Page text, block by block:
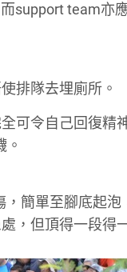
support team亦
排隊去埋廁所。
可令自己回復精
簡單至腳底起泡
，但頂得一段得